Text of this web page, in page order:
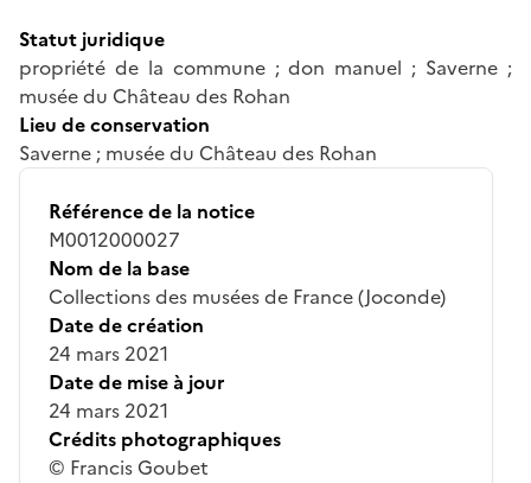
Statut juridique
propriété de la commune ; don manuel ; Saverne ;
musée du Château des Rohan
Lieu de conservation
Saverne ; musée du Château des Rohan
Référence de la notice
M0012000027
Nom de la base
Collections des musées de France (Joconde)
Date de création
24 mars 2021
Date de mise à jour
24 mars 2021
Crédits photographiques
© Francis Goubet